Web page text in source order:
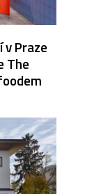
v Praze
The